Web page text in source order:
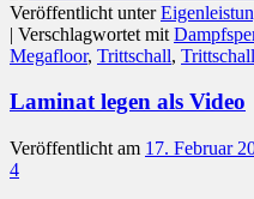
Veröffentlicht unter
| Verschlagwortet mit
Megafloor, Trittschall,
Laminat legen als Video
Veröffentlicht am 17. Februar
4